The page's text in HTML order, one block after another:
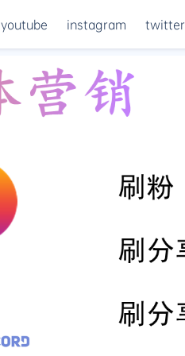
youtube instagram twitter